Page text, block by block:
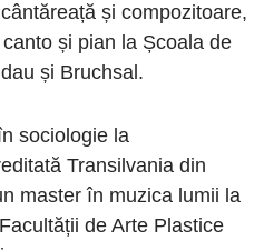
și compozitoare,
și pian la Școala de
și Bruchsal.
sociologie la
Transilvania din
master în muzica lumii la
de Arte Plastice